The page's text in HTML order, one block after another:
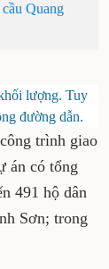
Quang
lượng. Tuy
đường dẫn.
trình giao
án có tổng
491 hộ dân
Sơn; trong